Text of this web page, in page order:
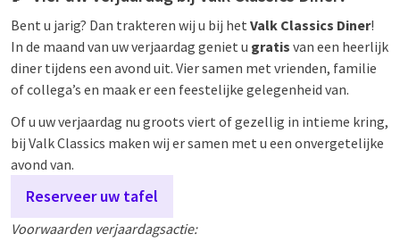
Bent u jarig? Dan trakteren wij u bij het Valk Classics Diner!
In de maand van uw verjaardag geniet u gratis van een heerlijk
diner tijdens een avond uit. Vier samen met vrienden, familie
of collega’s en maak er een feestelijke gelegenheid van.
Of u uw verjaardag nu groots viert of gezellig in intieme kring,
bij Valk Classics maken wij er samen met u een onvergetelijke
avond van.
Reserveer uw tafel
Voorwaarden verjaardagsactie: